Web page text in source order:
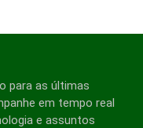
para as últimas
em tempo real
e assuntos